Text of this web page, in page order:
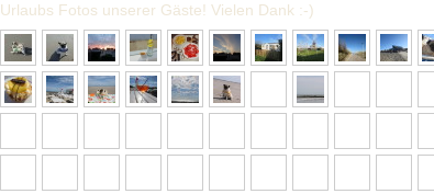
Urlaubs Fotos unserer Gäste! Vielen Dank :-)